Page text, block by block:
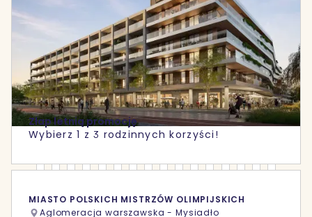
Złap letnią promocję
Wybierz 1 z 3 rodzinnych korzyści!
MIASTO POLSKICH MISTRZÓW OLIMPIJSKICH
Aglomeracja warszawska - Mysiadło